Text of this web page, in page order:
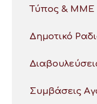
Τύπος & ΜΜΕ
Δημοτικό
Συμβάσεις